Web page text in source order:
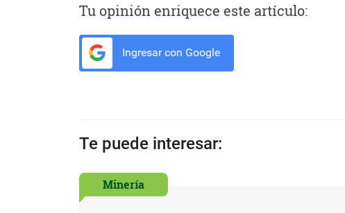
Tu opinión enriquece este artículo:
Ingresar con Google
Te puede interesar:
Minería